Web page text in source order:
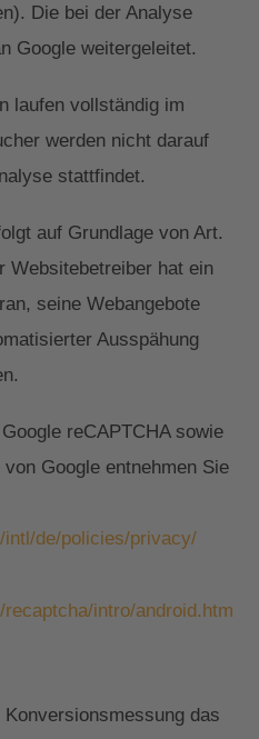
Die bei der Analyse
Google weitergeleitet.
laufen vollständig im
werden nicht darauf
stattfindet.
auf Grundlage von Art.
Websitebetreiber hat ein
seine Webangebote
Ausspähung
reCAPTCHA sowie
Google entnehmen Sie
intl/de/policies/privacy/
intro/android.html
das